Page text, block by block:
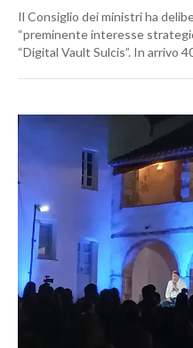
Il Consiglio dei ministri ha
“preminente interesse
“Digital Vault Sulcis”. In arrivo